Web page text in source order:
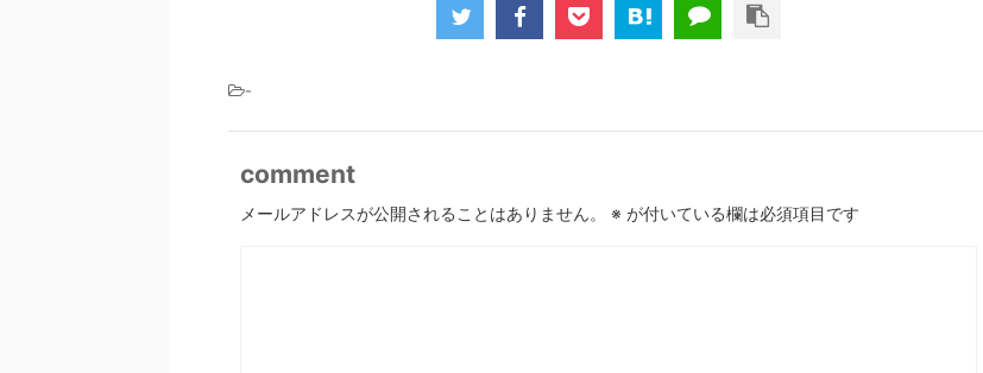
-
comment
メールアドレスが公開されることはありません。 ※ が付いている欄は必須項目です